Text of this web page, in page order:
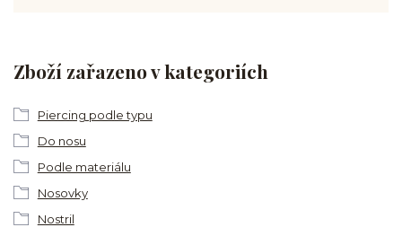
Zboží zařazeno v kategoriích
Piercing podle typu
Do nosu
Podle materiálu
Nosovky
Nostril